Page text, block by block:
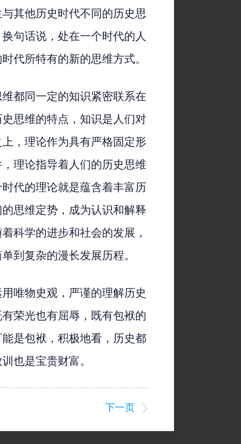
其他历史时代不同的历史思
句话说，处在一个时代的人
代所特有的新的思维方式。
都同一定的知识紧密联系在
思维的特点，知识是人们对
，理论作为具有严格固定形
理论指导着人们的历史思维
代的理论就是蕴含着丰富历
思维定势，成为认识和解释
科学的进步和社会的发展，
到复杂的漫长发展历程。
唯物史观，严谨的理解历史
荣光也有屈辱，既有包袱的
是包袱，积极地看，历史都
也是宝贵财富。
下一页